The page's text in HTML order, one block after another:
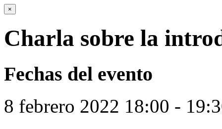
×
Charla sobre la
Fechas del evento
8 febrero 2022 18:00 -